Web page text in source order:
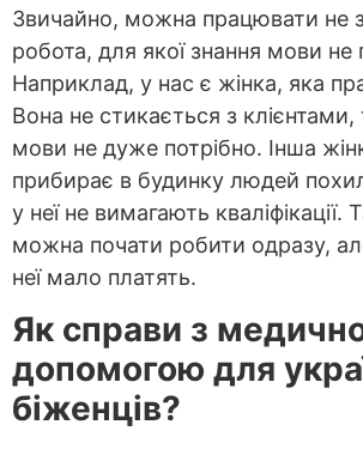
Звичайно, можна працювати не
робота, для якої знання мови не
Наприклад, у нас є жінка, яка
Вона не стикається з клієнтами,
мови не дуже потрібно. Інша
прибирає в будинку людей
у неї не вимагають кваліфікації.
можна почати робити одразу,
неї мало платять.
Як справи з
допомогою для
біженців?